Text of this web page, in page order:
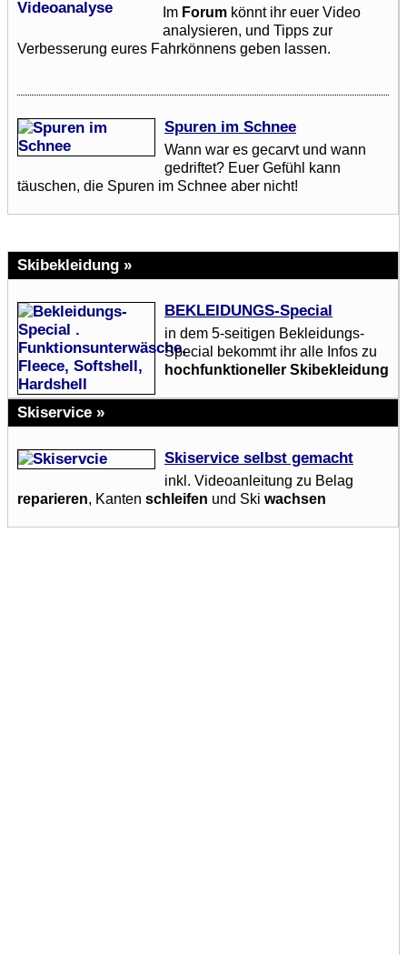
Im Forum könnt ihr euer Video
analysieren, und Tipps zur
Verbesserung eures Fahrkönnens geben lassen.
Spuren im Schnee
Wann war es gecarvt und wann
gedriftet? Euer Gefühl kann
täuschen, die Spuren im Schnee aber nicht!
Skibekleidung »
BEKLEIDUNGS-Special
in dem 5-seitigen Bekleidungs-
Special bekommt ihr alle Infos zu
hochfunktioneller Skibekleidung
Skiservice »
Skiservice selbst gemacht
inkl. Videoanleitung zu Belag
reparieren, Kanten schleifen und Ski wachsen